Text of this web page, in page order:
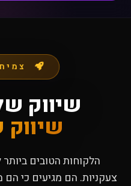
שיווק
הלקוחות הטובים
צעקניות. הם מגיעים כי